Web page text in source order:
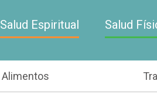
Salud Espiritual Salud
Alimentos